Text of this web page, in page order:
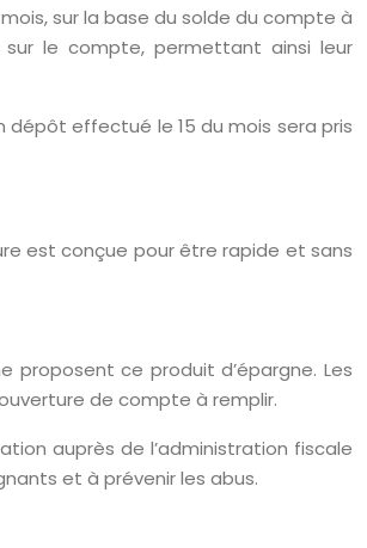
sur la base du solde du compte à
le compte, permettant ainsi leur
dépôt effectué le 15 du mois sera pris
est conçue pour être rapide et sans
proposent ce produit d’épargne. Les
de compte à remplir.
auprès de l’administration fiscale
et à prévenir les abus.